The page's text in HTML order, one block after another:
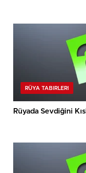
RÜYA TABIRLERI
Rüyada Sevdiğini